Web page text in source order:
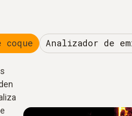
Analizador de